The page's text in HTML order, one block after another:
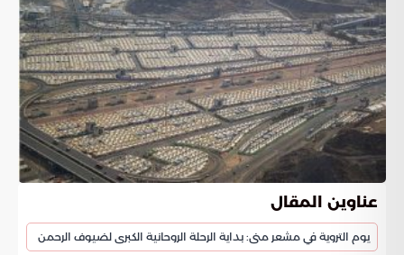
عناوين المقال
يوم التروية في مشعر منى: بداية الرحلة الروحانية الكبرى لضيوف الرحمن